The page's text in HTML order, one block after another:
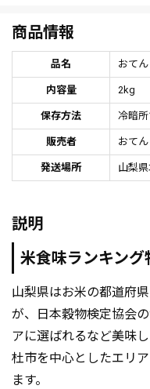
商品情報
品名 おて
内容量 2kg
保存方法 冷暗所
販売者 おて
発送場所 山梨
説明
米食味ランキング
山梨県はお米の都道府
が、日本穀物検定協会
アに選ばれるなど美味
杜市を中心としたエリ
ます。